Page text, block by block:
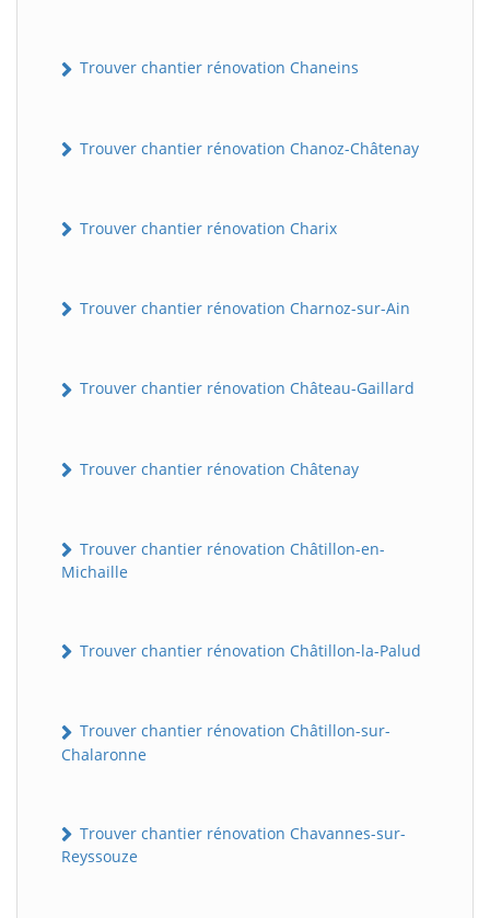
Trouver chantier rénovation Chaneins
Trouver chantier rénovation Chanoz-Châtenay
Trouver chantier rénovation Charix
Trouver chantier rénovation Charnoz-sur-Ain
Trouver chantier rénovation Château-Gaillard
Trouver chantier rénovation Châtenay
Trouver chantier rénovation Châtillon-en-
Michaille
Trouver chantier rénovation Châtillon-la-Palud
Trouver chantier rénovation Châtillon-sur-
Chalaronne
Trouver chantier rénovation Chavannes-sur-
Reyssouze